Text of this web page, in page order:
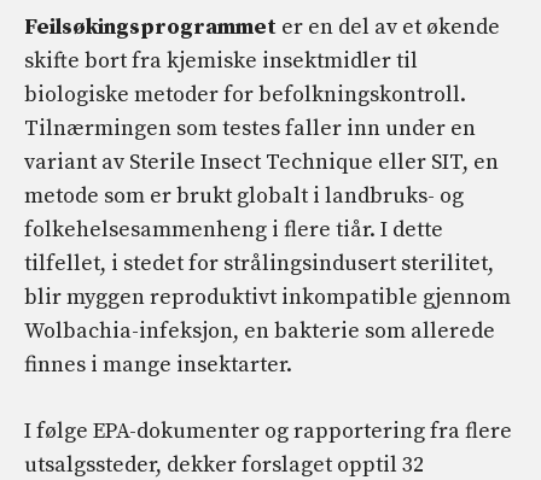
Feilsøkingsprogrammet er en del av et økende
skifte bort fra kjemiske insektmidler til
biologiske metoder for befolkningskontroll.
Tilnærmingen som testes faller inn under en
variant av Sterile Insect Technique eller SIT, en
metode som er brukt globalt i landbruks- og
folkehelsesammenheng i flere tiår. I dette
tilfellet, i stedet for strålingsindusert sterilitet,
blir myggen reproduktivt inkompatible gjennom
Wolbachia-infeksjon, en bakterie som allerede
finnes i mange insektarter.
I følge EPA-dokumenter og rapportering fra flere
utsalgssteder, dekker forslaget opptil 32